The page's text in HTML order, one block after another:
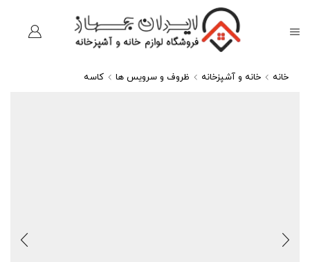
خانه خانه و آشپزخانه ظروف و سرویس ها کاسه